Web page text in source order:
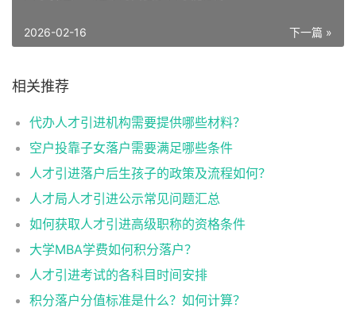
下一篇 »
2026-02-16
相关推荐
代办人才引进机构需要提供哪些材料？
空户投靠子女落户需要满足哪些条件
人才引进落户后生孩子的政策及流程如何？
人才局人才引进公示常见问题汇总
如何获取人才引进高级职称的资格条件
大学MBA学费如何积分落户？
人才引进考试的各科目时间安排
积分落户分值标准是什么？如何计算？